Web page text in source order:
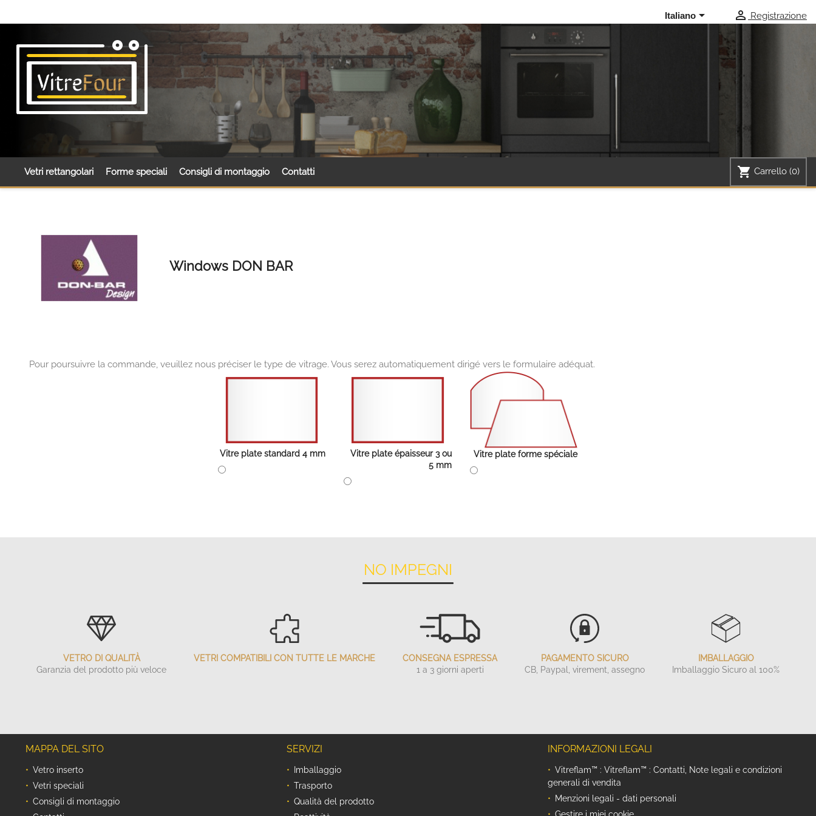
Italiano  Registrazione
shopping_cart Carrello (0)
Vetri rettangolari Forme speciali Consigli di montaggio Contatti
Windows DON BAR
Pour poursuivre la commande, veuillez nous préciser le type de vitrage. Vous serez automatiquement dirigé vers le formulaire adéquat.
Vitre plate standard 4 mm
Vitre plate épaisseur 3 ou
5 mm
Vitre plate forme spéciale
NO IMPEGNI
VETRO DI QUALITÀ
Garanzia del prodotto più veloce
VETRI COMPATIBILI CON TUTTE LE MARCHE
CONSEGNA ESPRESSA
1 a 3 giorni aperti
PAGAMENTO SICURO
CB, Paypal, virement, assegno
IMBALLAGGIO
Imballaggio Sicuro al 100%
MAPPA DEL SITO
Vetro inserto
Vetri speciali
Consigli di montaggio
SERVIZI
Imballaggio
Trasporto
Qualità del prodotto
INFORMAZIONI LEGALI
Vitreflam™ : Vitreflam™ : Contatti, Note legali e condizioni
generali di vendita
Menzioni legali - dati personali